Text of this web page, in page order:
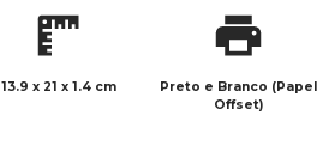
13.9 x 21 x 1.4 cm
Preto e Branco (Papel
Offset)